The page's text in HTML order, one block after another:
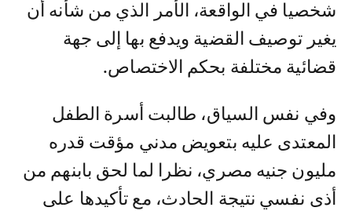
شخصيا في الواقعة، الأمر الذي من شأنه أن
يغير توصيف القضية ويدفع بها إلى جهة
قضائية مختلفة بحكم الاختصاص.
وفي نفس السياق، طالبت أسرة الطفل
المعتدى عليه بتعويض مدني مؤقت قدره
مليون جنيه مصري، نظرا لما لحق بابنهم من
أذى نفسي نتيجة الحادث، مع تأكيدها على